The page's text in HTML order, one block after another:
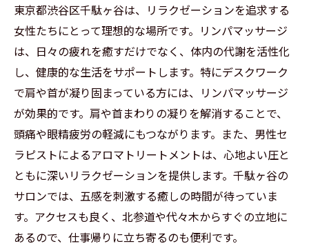
日常のストレス解消に最適なケア
代々木のプライベートサロンで浮腫みを撃退す
るリンパマッサージ
代々木で受けるリンパマッサージの効果
浮腫み改善に効果的な施術メニュー
男性セラピストの安心感ある対応
プライベート空間でのリラクゼーション
駅近で通いやすいサロンの魅力
忙しい女性におすすめのリフレッシュ
働く女性必見！渋谷区千駄ヶ谷のリンパマッサ
東京都渋谷区千駄ヶ谷は、リラクゼーションを追求する
女性たちにとって理想的な場所です。リンパマッサージ
は、日々の疲れを癒すだけでなく、体内の代謝を活性化
し、健康的な生活をサポートします。特にデスクワーク
で肩や首が凝り固まっている方には、リンパマッサージ
が効果的です。肩や首まわりの凝りを解消することで、
頭痛や眼精疲労の軽減にもつながります。また、男性セ
ラピストによるアロマトリートメントは、心地よい圧と
ともに深いリラクゼーションを提供します。千駄ヶ谷の
サロンでは、五感を刺激する癒しの時間が待っていま
す。アクセスも良く、北参道や代々木からすぐの立地に
あるので、仕事帰りに立ち寄るのも便利です。